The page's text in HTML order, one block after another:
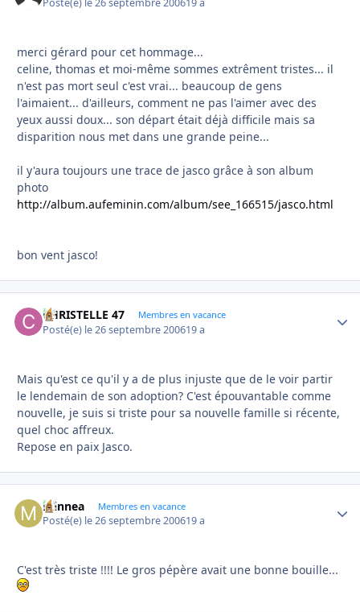
Posté(e) le 26 septembre 200619 a
merci gérard pour cet hommage...
celine, thomas et moi-même sommes extrêment tristes... il
n'est pas mort seul c'est vrai... beaucoup de gens
l'aimaient... d'ailleurs, comment ne pas l'aimer avec des
yeux aussi doux... son départ était déjà difficile mais sa
disparition nous met dans une grande peine...
il y'aura toujours une trace de jasco grâce à son album
photo
http://album.aufeminin.com/album/see_166515/jasco.html
bon vent jasco!
CHRISTELLE 47 Membres en vacance
Posté(e) le 26 septembre 200619 a
Mais qu'est ce qu'il y a de plus injuste que de le voir partir
le lendemain de son adoption? C'est épouvantable comme
nouvelle, je suis si triste pour sa nouvelle famille si récente,
quel choc affreux.
Repose en paix Jasco.
minnea Membres en vacance
Posté(e) le 26 septembre 200619 a
C'est très triste !!!! Le gros pépère avait une bonne bouille...